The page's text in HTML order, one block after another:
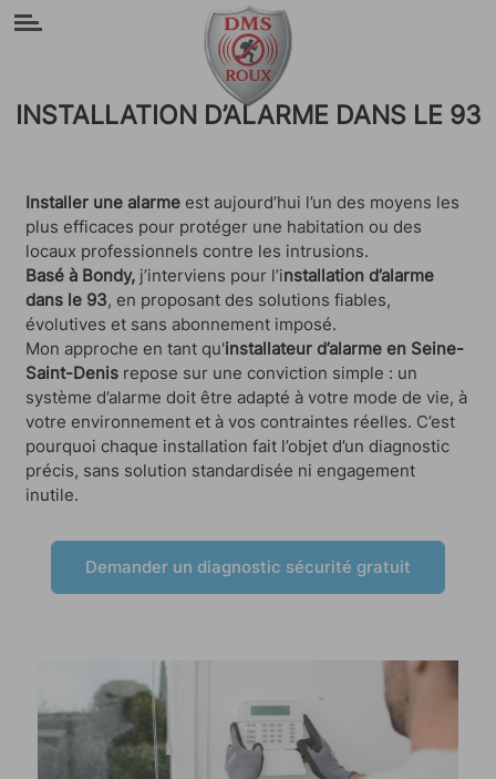
Panneau de gestion des cookies
INSTALLATION D’ALARME DANS LE 93
Installer une alarmeest aujourd’hui l’un des moyens les
plus efficaces pour protéger une habitation ou des
locaux professionnels contre les intrusions.
Basé à Bondy,j’interviens pour l’installation d’alarme
dans le 93, en proposant des solutions fiables,
évolutives et sans abonnement imposé.
Mon approche en tant qu'installateur d’alarme en Seine-
Saint-Denisrepose sur une conviction simple : un
système d’alarme doit être adapté à votre mode de vie, à
votre environnement et à vos contraintes réelles. C’est
pourquoi chaque installation fait l’objet d’un diagnostic
précis, sans solution standardisée ni engagement
inutile.
Demander un diagnostic sécurité gratuit